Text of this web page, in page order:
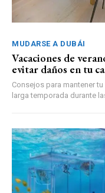
MUDARSE A DUBÁI
Vacaciones de
evitar daños en tu
Consejos para mantener
larga temporada durante